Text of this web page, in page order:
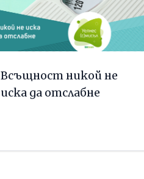
Всъщност никой не
иска да отслабне